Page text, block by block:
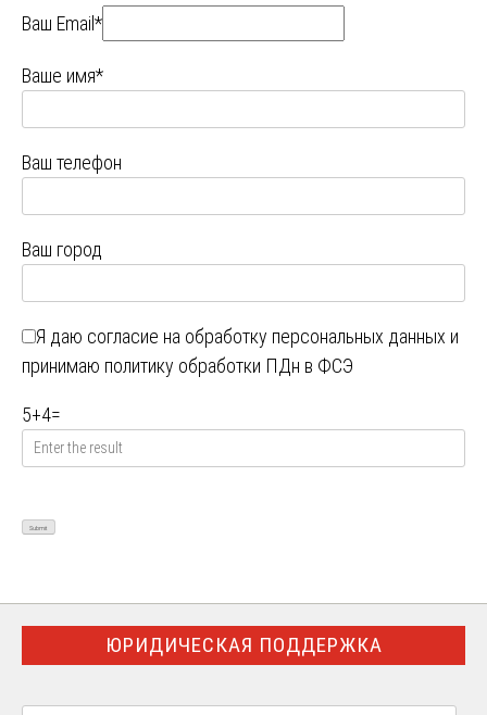
Ваш Email*
Ваше имя*
Ваш телефон
Ваш город
Я даю согласие на обработку персональных данных и
принимаю политику обработки ПДн в ФСЭ
5+4=
ЮРИДИЧЕСКАЯ ПОДДЕРЖКА